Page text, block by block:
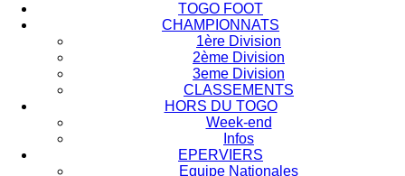
TOGO FOOT
CHAMPIONNATS
1ère Division
2ème Division
3eme Division
CLASSEMENTS
HORS DU TOGO
Week-end
Infos
EPERVIERS
Equipe Nationales